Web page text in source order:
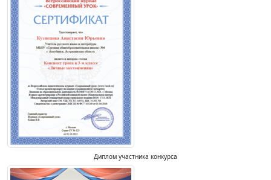
Диплом участника конкурса